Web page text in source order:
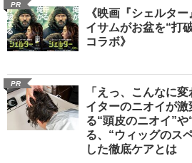
PR
《映画『シェルタ
イサムがお盆を“打
コラボ》
PR
「えっ、こんなに
イターのニオイが
る“頭皮のニオイ”
る、“ウィッグのス
した徹底ケアとは